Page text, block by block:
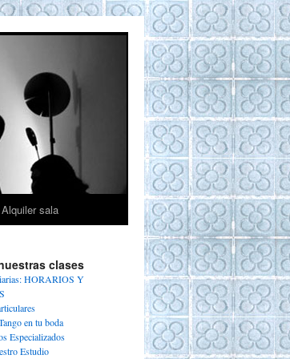
Alquiler sala
clases
HORARIOS Y
en tu boda
Especializados
Estudio